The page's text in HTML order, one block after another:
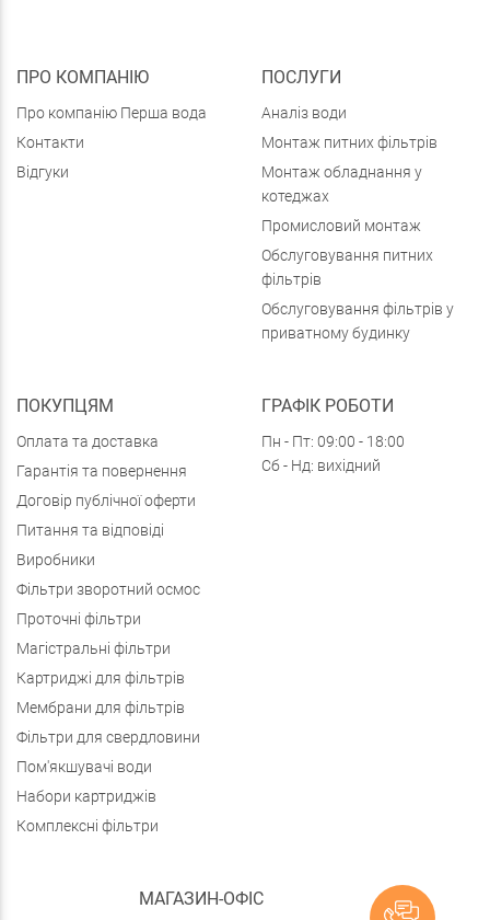
ПРО КОМПАНІЮ
Про компанію Перша вода
Контакти
Відгуки
ПОСЛУГИ
Аналіз води
Монтаж питних фільтрів
Монтаж обладнання у
котеджах
Промисловий монтаж
Обслуговування питних
фільтрів
Обслуговування фільтрів у
приватному будинку
ПОКУПЦЯМ
Оплата та доставка
Гарантія та повернення
Договір публічної оферти
Питання та відповіді
Виробники
Фільтри зворотний осмос
Проточні фільтри
Магістральні фільтри
Картриджі для фільтрів
Мембрани для фільтрів
Фільтри для свердловини
Пом'якшувачі води
Набори картриджів
Комплексні фільтри
ГРАФІК РОБОТИ
Пн - Пт: 09:00 - 18:00
Сб - Нд: вихідний
МАГАЗИН-ОФІС